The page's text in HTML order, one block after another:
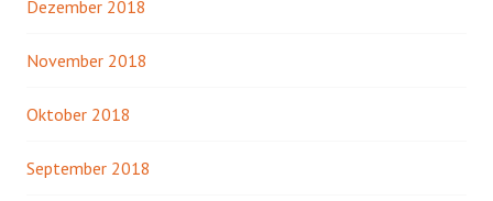
Dezember 2018
November 2018
Oktober 2018
September 2018